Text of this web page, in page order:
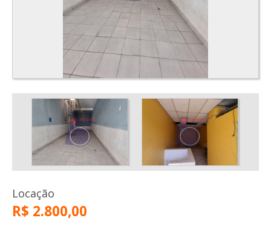
Locação
R$ 2.800,00